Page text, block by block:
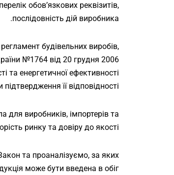
обов’язкових реквізитів,
послідовність дій виробника.
будівельних виробів,
№1764 від 20 грудня 2006
та енергетичної ефективності
її відповідності.
для виробників, імпортерів та
ринку та довіру до якості.
та проаналізуємо, за яких
може бути введена в обіг.